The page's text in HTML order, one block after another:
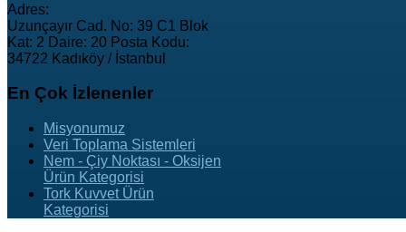
Adres:
Uzunçayır Cad. No: 39 C1 Blok
Kat: 2 Daire: 20 Posta Kodu:
34722 Kadıköy / İstanbul
En Çok İzlenenler
Misyonumuz
Veri Toplama Sistemleri
Nem - Çiy Noktası - Oksijen
Ürün Kategorisi
Tork Kuvvet Ürün
Kategorisi